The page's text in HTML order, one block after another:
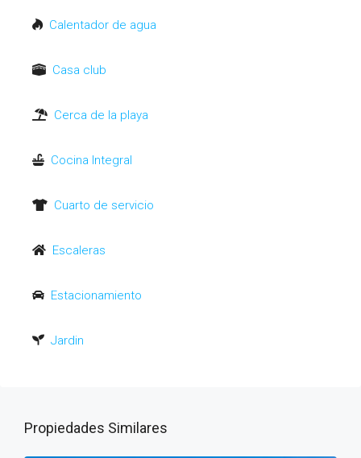
Calentador de agua
Casa club
Cerca de la playa
Cocina Integral
Cuarto de servicio
Escaleras
Estacionamiento
Jardin
Propiedades Similares